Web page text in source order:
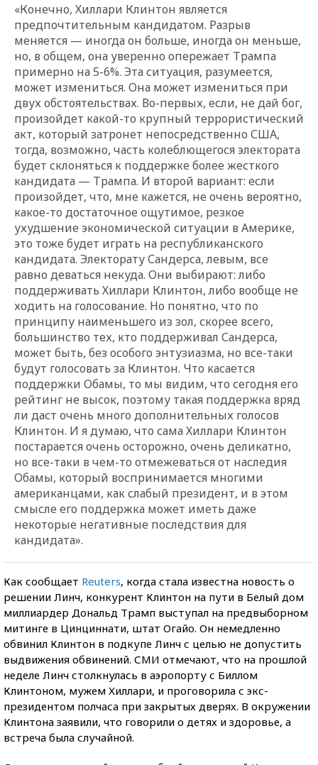
«Конечно, Хиллари Клинтон является
предпочтительным кандидатом. Разрыв
меняется — иногда он больше, иногда он меньше,
но, в общем, она уверенно опережает Трампа
примерно на 5-6%. Эта ситуация, разумеется,
может измениться. Она может измениться при
двух обстоятельствах. Во-первых, если, не дай бог,
произойдет какой-то крупный террористический
акт, который затронет непосредственно США,
тогда, возможно, часть колеблющегося электората
будет склоняться к поддержке более жесткого
кандидата — Трампа. И второй вариант: если
произойдет, что, мне кажется, не очень вероятно,
какое-то достаточное ощутимое, резкое
ухудшение экономической ситуации в Америке,
это тоже будет играть на республиканского
кандидата. Электорату Сандерса, левым, все
равно деваться некуда. Они выбирают: либо
поддерживать Хиллари Клинтон, либо вообще не
ходить на голосование. Но понятно, что по
принципу наименьшего из зол, скорее всего,
большинство тех, кто поддерживал Сандерса,
может быть, без особого энтузиазма, но все-таки
будут голосовать за Клинтон. Что касается
поддержки Обамы, то мы видим, что сегодня его
рейтинг не высок, поэтому такая поддержка вряд
ли даст очень много дополнительных голосов
Клинтон. И я думаю, что сама Хиллари Клинтон
постарается очень осторожно, очень деликатно,
но все-таки в чем-то отмежеваться от наследия
Обамы, который воспринимается многими
американцами, как слабый президент, и в этом
смысле его поддержка может иметь даже
некоторые негативные последствия для
кандидата».
Как сообщает Reuters, когда стала известна новость о
решении Линч, конкурент Клинтон на пути в Белый дом
миллиардер Дональд Трамп выступал на предвыборном
митинге в Цинциннати, штат Огайо. Он немедленно
обвинил Клинтон в подкупе Линч с целью не допустить
выдвижения обвинений. СМИ отмечают, что на прошлой
неделе Линч столкнулась в аэропорту с Биллом
Клинтоном, мужем Хиллари, и проговорила с экс-
президентом полчаса при закрытых дверях. В окружении
Клинтона заявили, что говорили о детях и здоровье, а
встреча была случайной.